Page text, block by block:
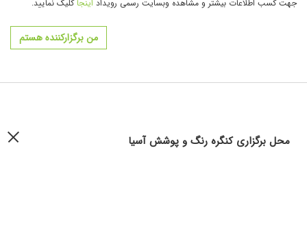
جهت کسب اطلاعات بیشتر و مشاهده وبسایت رسمی رویداد اینجاکلیک نمایید.
من برگزارکننده هستم
محل برگزاری کنگره رنگ و پوشش آسیا